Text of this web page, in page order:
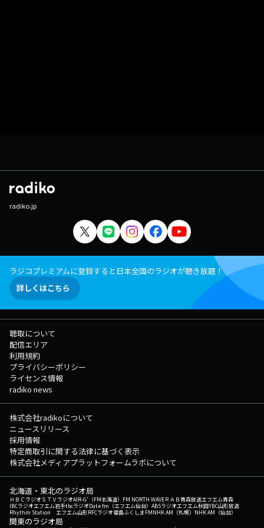
radiko.jp
ラジコプレミアムに登録すると日本全国のラジオが聴き放題！
詳しくはこちら
聴取について
配信エリア
利用規約
プライバシーポリシー
ライセンス情報
radiko news
株式会社radikoについて
ニュースリリース
採用情報
特定商取引に関する法律に基づく表示
株式会社メディアプラットフォームラボについて
北海道・東北のラジオ局
ＨＢＣラジオＳＴＶラジオAIR-G'（FM北海道） FM NORTH WAVEＲＡＢ青森放送エフエム青森
IBCラジオエフエム岩手tbcラジオDate fm（エフエム仙台） ABSラジオエフエム秋田YBC山形放送
Rhythm Station エフエム山形RFCラジオ福島ふくしまFMNHK AM（札幌） NHK AM（仙台）
関東のラジオ局